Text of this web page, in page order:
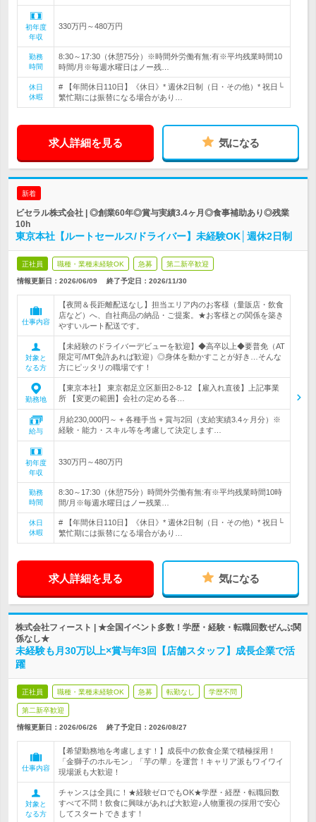
初年度
年収
330万円～480万円
勤務
時間
8:30～17:30（休憩75分）※時間外労働有無:有※平均残業時間10
時間/月※毎週水曜日はノー残…
休日
休暇
# 【年間休日110日】《休日》* 週休2日制（日・その他）* 祝日└
繁忙期には振替になる場合があり…
求人詳細を見る 気になる
新着
ビセラル株式会社 | ◎創業60年◎賞与実績3.4ヶ月◎食事補助あり◎残業
10h
東京本社【ルートセールス/ドライバー】未経験OK│週休2日制
正社員 職種・業種未経験OK 急募 第二新卒歓迎
情報更新日：2026/06/09 終了予定日： 2026/11/30
仕事内容
【夜間＆長距離配送なし】担当エリア内のお客様（量販店・飲食
店など）へ、自社商品の納品・ご提案。★お客様との関係を築き
やすいルート配送です。
対象と
なる方
【未経験のドライバーデビューを歓迎】◆高卒以上◆要普免（AT
限定可/MT免許あれば歓迎）◎身体を動かすことが好き…そんな
方にピッタリの職場です！
勤務地
【東京本社】 東京都足立区新田2-8-12 【雇入れ直後】上記事業
所 【変更の範囲】会社の定める各…
給与
月給230,000円～ + 各種手当 + 賞与2回（支給実績3.4ヶ月分）※
経験・能力・スキル等を考慮して決定します…
初年度
年収
330万円～480万円
勤務
時間
8:30～17:30（休憩75分）時間外労働有無:有※平均残業時間10時
間/月※毎週水曜日はノー残業…
休日
休暇
# 【年間休日110日】《休日》* 週休2日制（日・その他）* 祝日└
繁忙期には振替になる場合があり…
求人詳細を見る 気になる
株式会社フィースト | ★全国イベント多数！学歴・経験・転職回数ぜんぶ関
係なし★
未経験も月30万以上×賞与年3回【店舗スタッフ】成長企業で活
躍
正社員 職種・業種未経験OK 急募 転勤なし 学歴不問
第二新卒歓迎
情報更新日：2026/06/26 終了予定日： 2026/08/27
仕事内容
【希望勤務地を考慮します！】成長中の飲食企業で積極採用！
「金獅子のホルモン」「芋の華」を運営！キャリア派もワイワイ
現場派も大歓迎！
対象と
なる方
チャンスは全員に！★経験ゼロでもOK★学歴・経歴・転職回数
すべて不問！飲食に興味があれば大歓迎♪人物重視の採用で安心
してスタートできます！